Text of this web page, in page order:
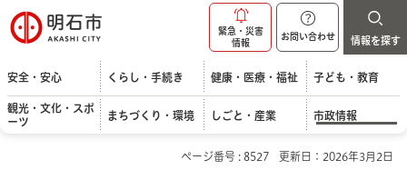
明石市
緊急・災害
情報
お問い合わせ 情報を探す
安全・安心 くらし・手続き 健康・医療・福祉 子ども・教育
観光・文化・スポ
ーツ
まちづくり・環境 しごと・産業 市政情報
ページ番号 : 8527 更新日：2026年3月2日